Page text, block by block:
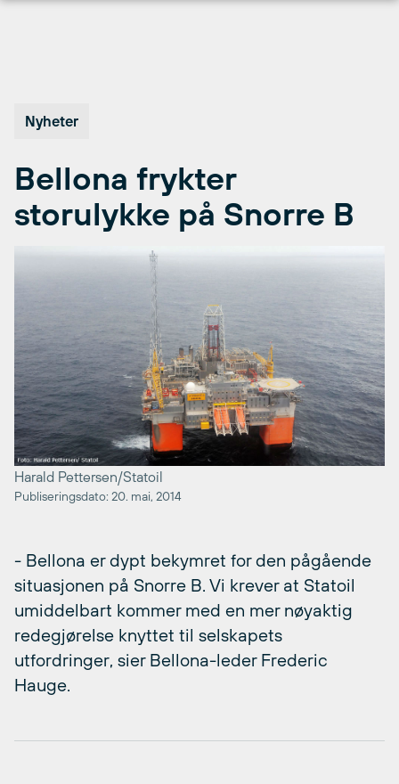
Nyheter
Bellona frykter
storulykke på Snorre B
Harald Pettersen/Statoil
Publiseringsdato: 20. mai, 2014
- Bellona er dypt bekymret for den pågående
situasjonen på Snorre B. Vi krever at Statoil
umiddelbart kommer med en mer nøyaktig
redegjørelse knyttet til selskapets
utfordringer, sier Bellona-leder Frederic
Hauge.